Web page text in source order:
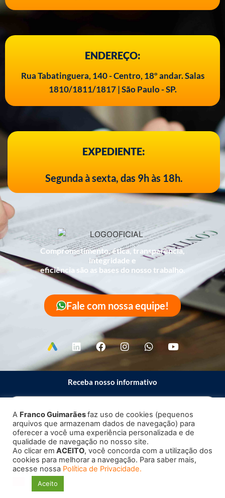
ENDEREÇO:
Rua Tabatinguera, 140 - Centro, 18º andar. Salas
1810/1811/1817 | São Paulo - SP.
EXPEDIENTE:
Segunda à sexta, das 9h às 18h.
Comprometimento, ética, transparência,
integridade e
eficiência são as bases do nosso trabalho.
Fale com nossa equipe!
Receba nosso informativo
Enviar
Copyright 2023 – 2026 ©
A Franco Guimarãesfaz uso de cookies (pequenos
arquivos que armazenam dados de navegação) para
oferecer a você uma experiência personalizada e de
qualidade de navegação no nosso site.
Ao clicar em ACEITO, você concorda com a utilização dos
cookies para melhorar a navegação. Para saber mais,
acesse nossa Política de Privacidade.
Aceito